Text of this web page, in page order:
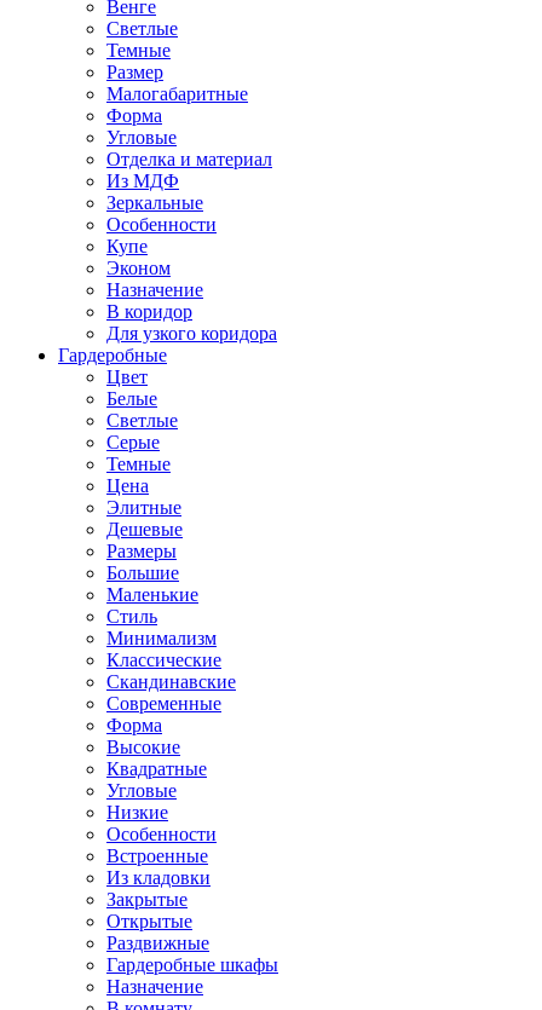
Венге
Светлые
Темные
Размер
Малогабаритные
Форма
Угловые
Отделка и материал
Из МДФ
Зеркальные
Особенности
Купе
Эконом
Назначение
В коридор
Для узкого коридора
Гардеробные
Цвет
Белые
Светлые
Серые
Темные
Цена
Элитные
Дешевые
Размеры
Большие
Маленькие
Стиль
Минимализм
Классические
Скандинавские
Современные
Форма
Высокие
Квадратные
Угловые
Низкие
Особенности
Встроенные
Из кладовки
Закрытые
Открытые
Раздвижные
Гардеробные шкафы
Назначение